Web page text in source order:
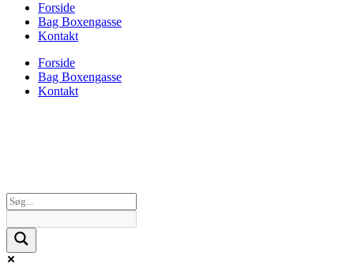
Forside
Bag Boxengasse
Kontakt
Forside
Bag Boxengasse
Kontakt